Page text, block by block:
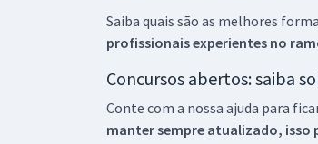
Saiba quais são as melhores
profissionais experientes no
Concursos abertos: saiba
Conte com a nossa ajuda para
manter sempre atualizado, isso